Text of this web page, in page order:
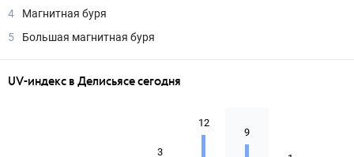
4
Магнитная буря
5
Большая магнитная буря
UV-индекс в Делисьясе сегодня
3
12
9